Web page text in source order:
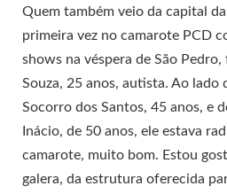
Quem também veio da capital
primeira vez no camarote PCD
shows na véspera de São Pedro,
Souza, 25 anos, autista. Ao lado
Socorro dos Santos, 45 anos, e
Inácio, de 50 anos, ele estava
camarote, muito bom. Estou
galera, da estrutura oferecida